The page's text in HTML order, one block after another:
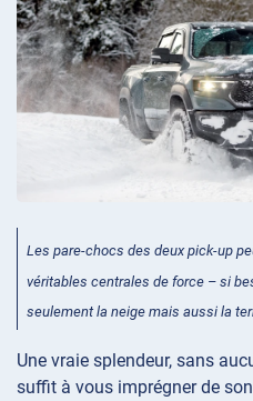
Les pare-chocs des deux pick-up
véritables centrales de force – si
seulement la neige mais aussi la
Une vraie splendeur, sans
suffit à vous imprégner de